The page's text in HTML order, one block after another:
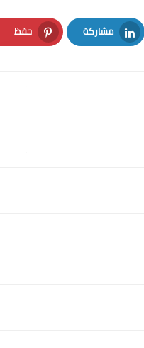
مشاركة
LinkedIn
حفظ
Pinterest